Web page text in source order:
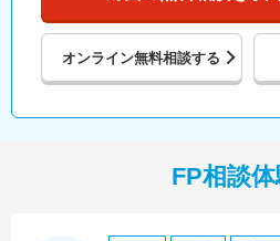
オンライン無料相談する
FP相談